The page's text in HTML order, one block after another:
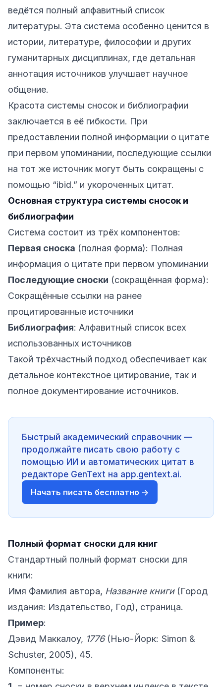
ведётся полный алфавитный список
литературы. Эта система особенно ценится в
истории, литературе, философии и других
гуманитарных дисциплинах, где детальная
аннотация источников улучшает научное
общение.
Красота системы сносок и библиографии
заключается в её гибкости. При
предоставлении полной информации о цитате
при первом упоминании, последующие ссылки
на тот же источник могут быть сокращены с
помощью “ibid.” и укороченных цитат.
Основная структура системы сносок и
библиографии
Система состоит из трёх компонентов:
Первая сноска (полная форма): Полная
информация о цитате при первом упоминании
Последующие сноски (сокращённая форма):
Сокращённые ссылки на ранее
процитированные источники
Библиография: Алфавитный список всех
использованных источников
Такой трёхчастный подход обеспечивает как
детальное контекстное цитирование, так и
полное документирование источников.
Быстрый академический справочник —
продолжайте писать свою работу с
помощью ИИ и автоматических цитат в
редакторе GenText на app.gentext.ai.
Начать писать бесплатно →
Полный формат сноски для книг
Стандартный полный формат сноски для
книги:
Имя Фамилия автора, Название книги(Город
издания: Издательство, Год), страница.
Пример:
Дэвид Маккалоу, 1776(Нью-Йорк: Simon &
Schuster, 2005), 45.
Компоненты: